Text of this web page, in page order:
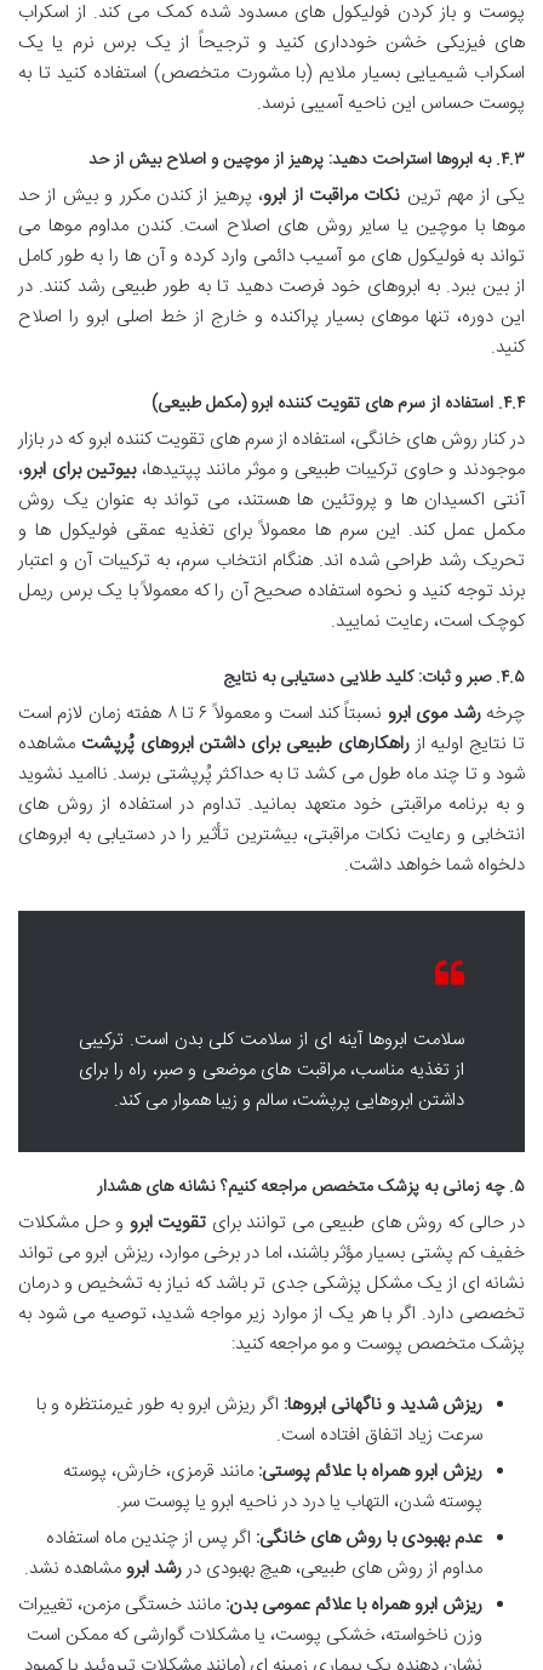
پوست و باز کردن فولیکول های مسدود شده کمک می کند. از اسکراب
های فیزیکی خشن خودداری کنید و ترجیحاً از یک برس نرم یا یک
اسکراب شیمیایی بسیار ملایم (با مشورت متخصص) استفاده کنید تا به
پوست حساس این ناحیه آسیبی نرسد.
۴.۳. به ابروها استراحت دهید: پرهیز از موچین و اصلاح بیش از حد
یکی از مهم ترین نکات مراقبت از ابرو، پرهیز از کندن مکرر و بیش از حد
موها با موچین یا سایر روش های اصلاح است. کندن مداوم موها می
تواند به فولیکول های مو آسیب دائمی وارد کرده و آن ها را به طور کامل
از بین ببرد. به ابروهای خود فرصت دهید تا به طور طبیعی رشد کنند. در
این دوره، تنها موهای بسیار پراکنده و خارج از خط اصلی ابرو را اصلاح
کنید.
۴.۴. استفاده از سرم های تقویت کننده ابرو (مکمل طبیعی)
در کنار روش های خانگی، استفاده از سرم های تقویت کننده ابرو که در بازار
موجودند و حاوی ترکیبات طبیعی و موثر مانند پپتیدها،بیوتین برای ابرو،
آنتی اکسیدان ها و پروتئین ها هستند، می تواند به عنوان یک روش
مکمل عمل کند. این سرم ها معمولاً برای تغذیه عمقی فولیکول ها و
تحریک رشد طراحی شده اند. هنگام انتخاب سرم، به ترکیبات آن و اعتبار
برند توجه کنید و نحوه استفاده صحیح آن را که معمولاً با یک برس ریمل
کوچک است، رعایت نمایید.
۴.۵. صبر و ثبات: کلید طلایی دستیابی به نتایج
چرخهرشد موی ابرو
نسبتاً کند است و معمولاً ۶ تا ۸ هفته زمان لازم است
تا نتایج اولیه ازراهکارهای طبیعی برای داشتن ابروهای پُرپشت مشاهده
شود و تا چند ماه طول می کشد تا به حداکثر پُرپشتی برسد. ناامید نشوید
و به برنامه مراقبتی خود متعهد بمانید. تداوم در استفاده از روش های
انتخابی و رعایت نکات مراقبتی، بیشترین تأثیر را در دستیابی به ابروهای
دلخواه شما خواهد داشت.
سلامت ابروها آینه ای از سلامت کلی بدن است. ترکیبی
از تغذیه مناسب، مراقبت های موضعی و صبر، راه را برای
داشتن ابروهایی پرپشت، سالم و زیبا هموار می کند.
۵. چه زمانی به پزشک متخصص مراجعه کنیم؟ نشانه های هشدار
در حالی که روش های طبیعی می توانند برای تقویت ابرو و حل مشکلات
خفیف کم پشتی بسیار مؤثر باشند، اما در برخی موارد، ریزش ابرو می تواند
نشانه ای از یک مشکل پزشکی جدی تر باشد که نیاز به تشخیص و درمان
تخصصی دارد. اگر با هر یک از موارد زیر مواجه شدید، توصیه می شود به
پزشک متخصص پوست و مو مراجعه کنید:
ریزش شدید و ناگهانی ابروها: اگر ریزش ابرو به طور غیرمنتظره و با
سرعت زیاد اتفاق افتاده است.
ریزش ابرو همراه با علائم پوستی: مانند قرمزی، خارش، پوسته
پوسته شدن، التهاب یا درد در ناحیه ابرو یا پوست سر.
عدم بهبودی با روش های خانگی: اگر پس از چندین ماه استفاده
مداوم از روش های طبیعی، هیچ بهبودی دررشد ابرو مشاهده نشد.
ریزش ابرو همراه با علائم عمومی بدن: مانند خستگی مزمن، تغییرات
وزن ناخواسته، خشکی پوست، یا مشکلات گوارشی که ممکن است